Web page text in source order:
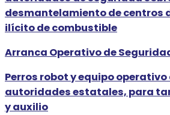
desmantelamiento de centros
ilícito de combustible
Arranca Operativo de Seguridad
Perros robot y equipo
autoridades estatales, para
y auxilio